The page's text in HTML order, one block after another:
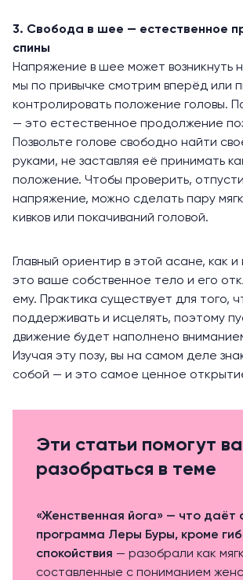
3. Свобода в шее — естественное
спины
Напряжение в шее может возникнуть
мы по привычке смотрим вперёд или
контролировать положение головы.
— это естественное продолжение
Позвольте голове свободно найти
руками, не заставляя её принимать
положение. Чтобы проверить,
напряжение, можно сделать пару
кивков или покачиваний головой.
Главный ориентир в этой асане, как и
это ваше собственное тело и его
ему. Практика существует для того,
поддерживать и исцелять, поэтому
движение будет наполнено
Изучая эту позу, вы на самом деле
собой — и это самое ценное
Эти статьи помогут
разобраться в теме
«Женственная йога» — что даёт
программа Леры Буры, кроме
спокойствия — разобрали как
составленные с пониманием